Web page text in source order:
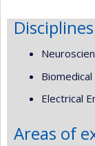
Disciplines
Electrical
Areas of